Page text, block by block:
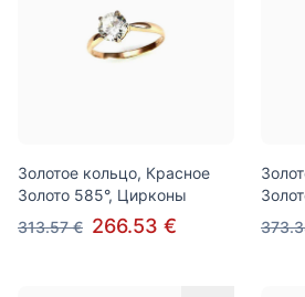
Золотое кольцо, Красное
Золото 585°, Цирконы
313.57 € 266.53 €